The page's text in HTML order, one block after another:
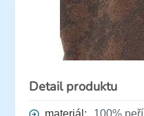
Detail produktu
materiál: 100% peří